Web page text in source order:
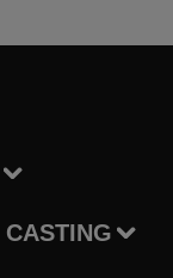
CASTING